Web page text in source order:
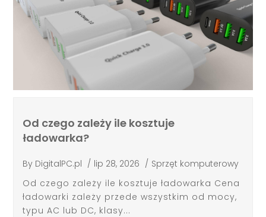
Od czego zależy ile kosztuje
ładowarka?
By DigitalPC.pl / lip 28, 2026 / Sprzęt komputerowy
Od czego zależy ile kosztuje ładowarka Cena
ładowarki zależy przede wszystkim od mocy,
typu AC lub DC, klasy...